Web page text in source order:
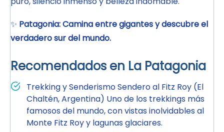
✨ Patagonia: Camina entre gigantes y descubre el
verdadero sur del mundo.
Recomendados en La Patagonia
Trekking y Senderismo Sendero al Fitz Roy (El
Chaltén, Argentina) Uno de los trekkings más
famosos del mundo, con vistas inolvidables al
Monte Fitz Roy y lagunas glaciares.